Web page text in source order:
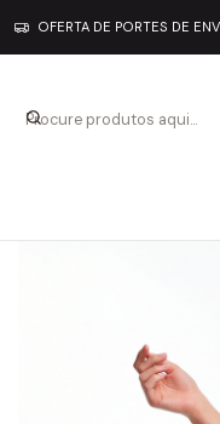
OFERTA DE PORTES DE